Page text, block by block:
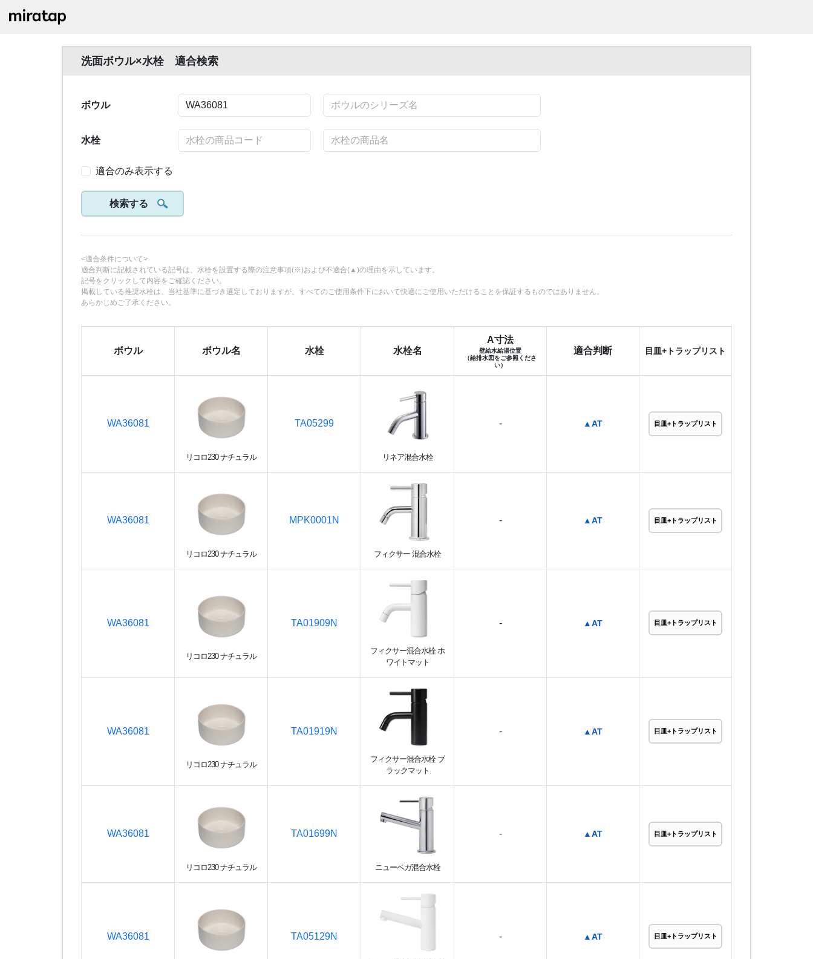
洗面ボウル×水栓 適合検索
ボウル
水栓
適合のみ表示する
検索する
<適合条件について>
適合判断に記載されている記号は、水栓を設置する際の注意事項(※)および不適合(▲)の理由を示しています。
記号をクリックして内容をご確認ください。
掲載している推奨水栓は、当社基準に基づき選定しておりますが、すべてのご使用条件下において快適にご使用いただけることを保証するものではありません。
あらかじめご了承ください。
ボウル ボウル名 水栓 水栓名
A寸法
壁給水給湯位置
（給排水図をご参照くださ
い）
適合判断 目皿+トラップリスト
WA36081
リコロ230 ナチュラル
TA05299
リネア混合水栓
- ▲AT 目皿+トラップリスト
WA36081
リコロ230 ナチュラル
MPK0001N
フィクサー 混合水栓
- ▲AT 目皿+トラップリスト
WA36081
リコロ230 ナチュラル
TA01909N
フィクサー混合水栓 ホ
ワイトマット
- ▲AT 目皿+トラップリスト
WA36081
リコロ230 ナチュラル
TA01919N
フィクサー混合水栓 ブ
ラックマット
- ▲AT 目皿+トラップリスト
WA36081
リコロ230 ナチュラル
TA01699N
ニューベガ混合水栓
- ▲AT 目皿+トラップリスト
WA36081 TA05129N - ▲AT 目皿+トラップリスト